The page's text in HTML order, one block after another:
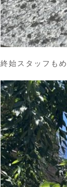
終始スタッフも